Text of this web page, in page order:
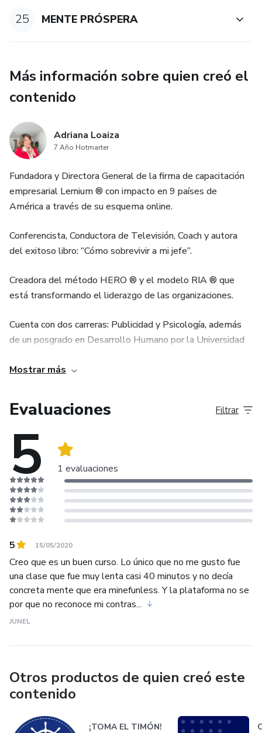
25 MENTE PRÓSPERA
Más información sobre quien creó el
contenido
Adriana Loaiza
7 Año Hotmarter
Fundadora y Directora General de la firma de capacitación
empresarial Lernium ® con impacto en 9 países de
América a través de su esquema online.
Conferencista, Conductora de Televisión, Coach y autora
del exitoso libro: “Cómo sobrevivir a mi jefe”.
Creadora del método HERO ® y el modelo RIA ® que
está transformando el liderazgo de las organizaciones.
Cuenta con dos carreras: Publicidad y Psicología, además
de un posgrado en Desarrollo Humano por la Universidad
comunicación organizacional para empresas de clase
Es creadora y conductora del primer programa de educación
financiera en México: “Charlas de peso”.
Mostrar más
Evaluaciones
5 1 evaluaciones
Filtrar
5 15/05/2020
Creo que es un buen curso. Lo único que no me gusto fue
una clase que fue muy lenta casi 40 minutos y no decía
concreta mente que era minefunless. Y la plataforma no se
por que no reconoce mi contras...
JUNEL
Otros productos de quien creó este
contenido
¡TOMA EL TIMÓN!